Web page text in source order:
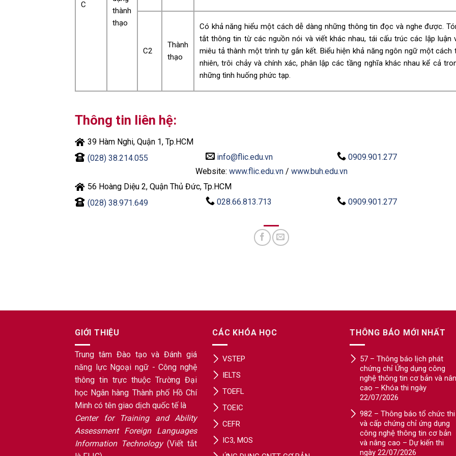
C
thành
thạo
C2
Thành
thạo
Có khả năng hiểu một cách dễ dàng những thông tin đọc và nghe được.
tắt thông tin từ các nguồn nói và viết khác nhau, tái cấu trúc các lập luận
miêu tả thành một trình tự gắn kết. Biểu hiện khả năng ngôn ngữ một cách
nhiên, trôi chảy và chính xác, phân lập các tầng nghĩa khác nhau kể cả
những tình huống phức tạp.
Thông tin liên hệ:
39 Hàm Nghi, Quận 1, Tp.HCM
(028) 38.214.055
info@flic.edu.vn
0909.901.277
Website: www.flic.edu.vn/ www.buh.edu.vn
56 Hoàng Diệu 2, Quận Thủ Đức, Tp.HCM
(028) 38.971.649
028.66.813.713 0909.901.277
GIỚI THIỆU
Trung tâm Đào tạo và Đánh giá
năng lực Ngoại ngữ - Công nghệ
thông tin trực thuộc Trường Đại
học Ngân hàng Thành phố Hồ Chí
Minh có tên giao dịch quốc tế là
Center for Training and Ability
Assessment Foreign Languages
Information Technology (Viết tắt
CÁC KHÓA HỌC
VSTEP
IC3, MOS
IELTS
TOEFL
TOEIC
CEFR
THÔNG BÁO MỚI NHẤT
57 – Thông báo lịch phát
chứng chỉ Ứng dụng công
nghệ thông tin cơ bản và
cao – Khóa thi ngày
22/07/2026
982 – Thông báo tổ chức thi
và cấp chứng chỉ ứng dụng
công nghệ thông tin cơ bản
và nâng cao – Dự kiến thi
ngày 22/07/2026